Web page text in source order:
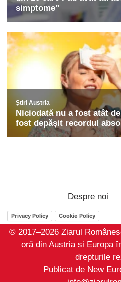
Despre noi
Privacy Policy Cookie Policy
© 2017–2026 Ziarul
oră din Austria și Europa
drepturile
Publicat de New